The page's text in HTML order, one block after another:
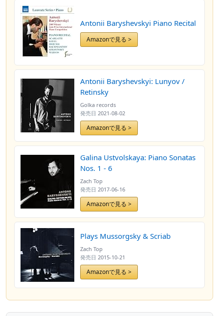
Antonii Baryshevskyi Piano Recital
Amazonで見る >
Antonii Baryshevskyi: Lunyov /
Retinsky
Golka records
発売日 2021-08-02
Amazonで見る >
Galina Ustvolskaya: Piano Sonatas
Nos. 1 - 6
Zach Top
発売日 2017-06-16
Amazonで見る >
Plays Mussorgsky & Scriab
Zach Top
発売日 2015-10-21
Amazonで見る >